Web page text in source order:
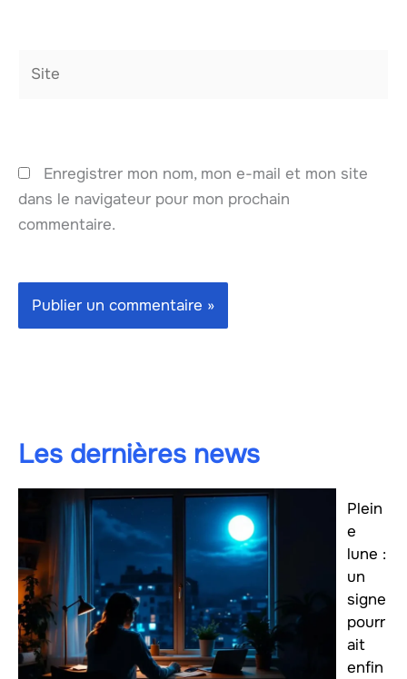
Enregistrer mon nom, mon e-mail et mon site
dans le navigateur pour mon prochain
commentaire.
Les dernières news
Plein
e
lune :
un
signe
pourr
ait
enfin